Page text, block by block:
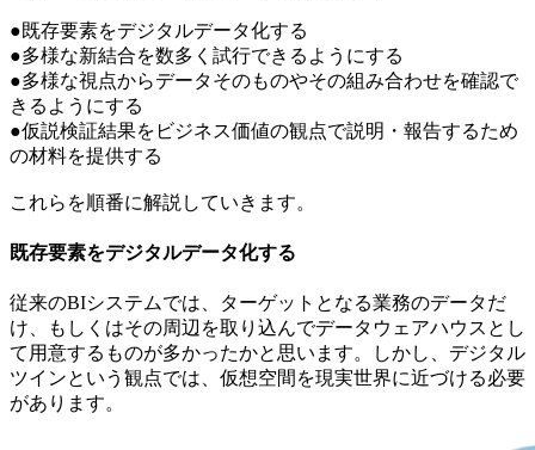
●既存要素をデジタルデータ化する
●多様な新結合を数多く試行できるようにする
●多様な視点からデータそのものやその組み合わせを確認で
きるようにする
●仮説検証結果をビジネス価値の観点で説明・報告するため
の材料を提供する
これらを順番に解説していきます。
既存要素をデジタルデータ化する
従来のBIシステムでは、ターゲットとなる業務のデータだ
け、もしくはその周辺を取り込んでデータウェアハウスとし
て用意するものが多かったかと思います。しかし、デジタル
ツインという観点では、仮想空間を現実世界に近づける必要
があります。